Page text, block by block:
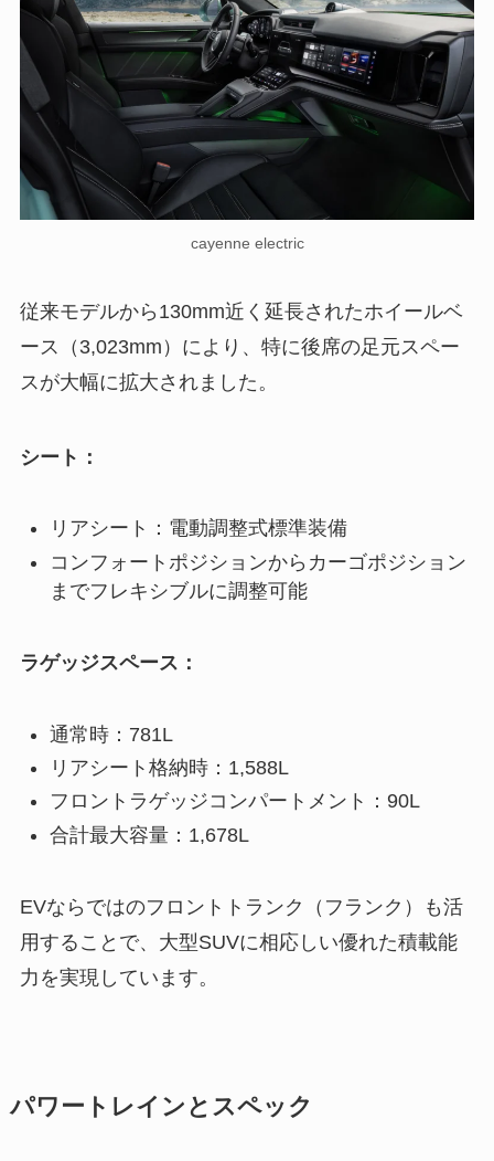
cayenne electric
従来モデルから130mm近く延長されたホイールベ
ース（3,023mm）により、特に後席の足元スペー
スが大幅に拡大されました。
シート：
リアシート：電動調整式標準装備
コンフォートポジションからカーゴポジション
までフレキシブルに調整可能
ラゲッジスペース：
通常時：781L
リアシート格納時：1,588L
フロントラゲッジコンパートメント：90L
合計最大容量：1,678L
EVならではのフロントトランク（フランク）も活
用することで、大型SUVに相応しい優れた積載能
力を実現しています。
パワートレインとスペック